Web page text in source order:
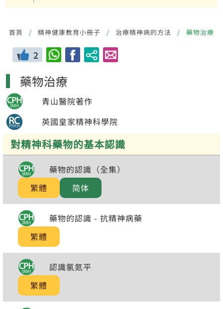
首頁 精神健康教育小冊子 治療精神病的方法 藥物治療
2
藥物治療
青山醫院著作
英國皇家精神科學院
對精神科藥物的基本認識
藥物的認識（全集）
繁體
简体
藥物的認識 - 抗精神病藥
繁體
認識氯氮平
繁體